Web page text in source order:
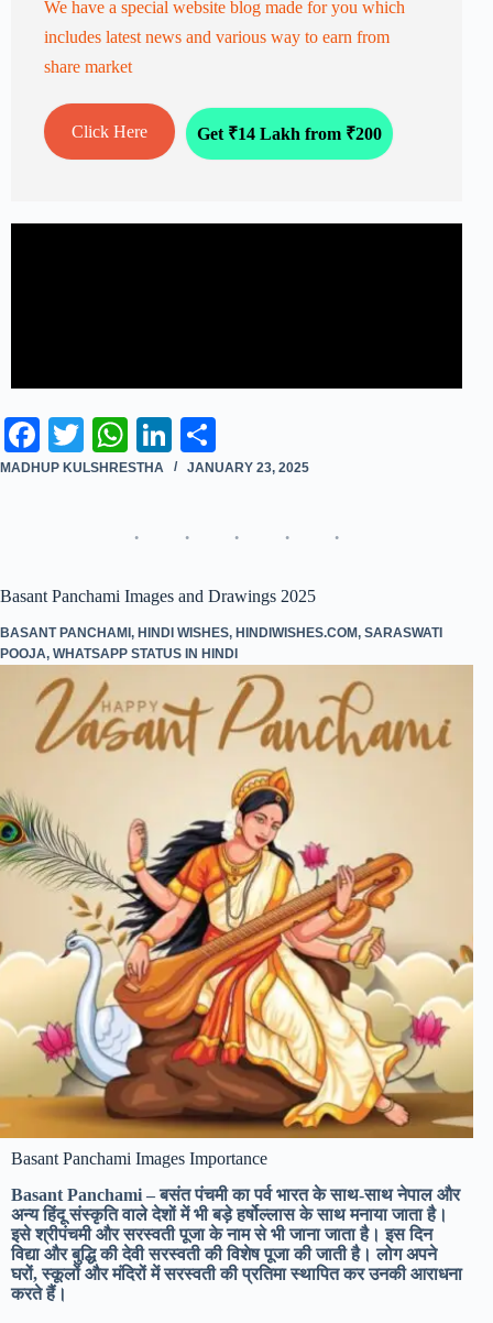
We have a special website blog made for you which
includes latest news and various way to earn from
share market
Click Here Get ₹14 Lakh from ₹200
Fa
ce
T
wi
W
ha
A
Li
nk
In
ha
MADHUP KULSHRESTHA JANUARY 23, 2025
Basant Panchami Images and Drawings 2025
BASANT PANCHAMI , HINDI WISHES, HINDIWISHES.COM, SARASWATI
POOJA, WHATSAPP STATUS IN HINDI
Basant Panchami Images Importance
Basant Panchami – बसंत पंचमी का पर्व भारत के साथ-साथ नेपाल और
अन्य हिंदू संस्कृति वाले देशों में भी बड़े हर्षोल्लास के साथ मनाया जाता है।
इसे श्रीपंचमी और सरस्वती पूजा के नाम से भी जाना जाता है। इस दिन
विद्या और बुद्धि की देवी सरस्वती की विशेष पूजा की जाती है। लोग अपने
घरों, स्कूलों और मंदिरों में सरस्वती की प्रतिमा स्थापित कर उनकी आराधना
करते हैं।